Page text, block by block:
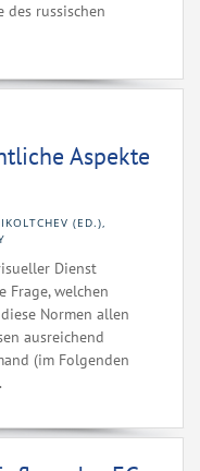
russischen
Aspekte
(ED.),
Dienst
welchen
Normen allen
ausreichend
(im Folgenden